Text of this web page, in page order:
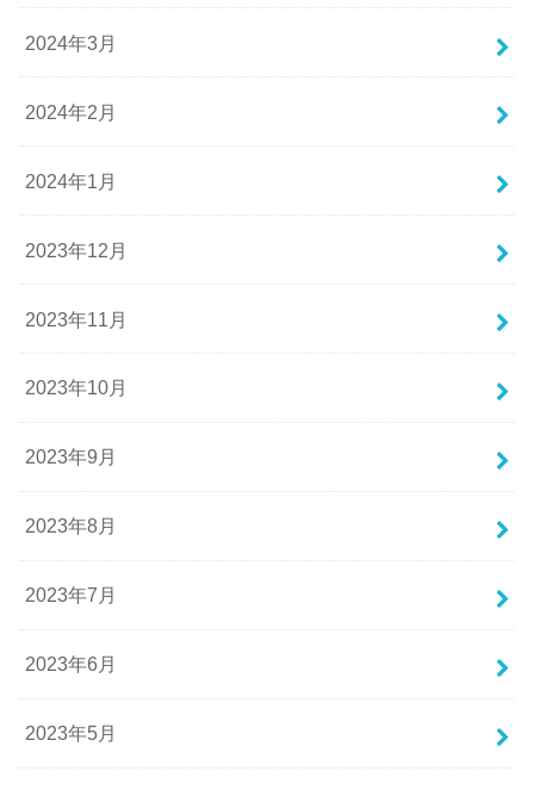
2024年3月
2024年2月
2024年1月
2023年12月
2023年11月
2023年10月
2023年9月
2023年8月
2023年7月
2023年6月
2023年5月